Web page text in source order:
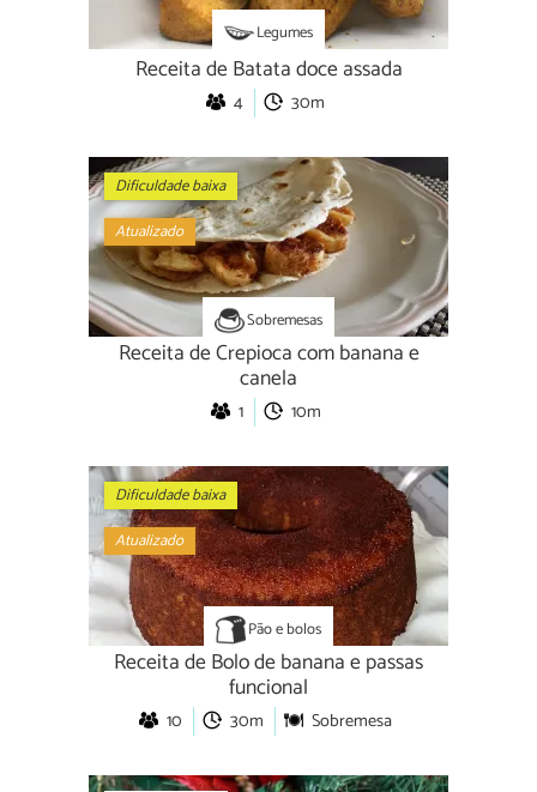
Legumes
Receita de Batata doce assada
4 30m
Dificuldade baixa
Atualizado
Sobremesas
Receita de Crepioca com banana e
canela
1 10m
Dificuldade baixa
Atualizado
Pão e bolos
Receita de Bolo de banana e passas
funcional
10 30m Sobremesa